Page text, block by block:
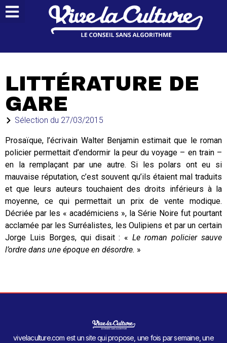
LITTÉRATURE DE
GARE
Sélection du 27/03/2015
Prosaïque, l’écrivain Walter Benjamin estimait que le roman
policier permettait d’endormir la peur du voyage – en train –
en la remplaçant par une autre. Si les polars ont eu si
mauvaise réputation, c’est souvent qu’ils étaient mal traduits
et que leurs auteurs touchaient des droits inférieurs à la
moyenne, ce qui permettait un prix de vente modique.
Décriée par les « académiciens », la Série Noire fut pourtant
acclamée par les Surréalistes, les Oulipiens et par un certain
Jorge Luis Borges, qui disait : «Le roman policier sauve
l’ordre dans une époque en désordre. »
vivelaculture.com est un site qui propose, une fois par semaine, une